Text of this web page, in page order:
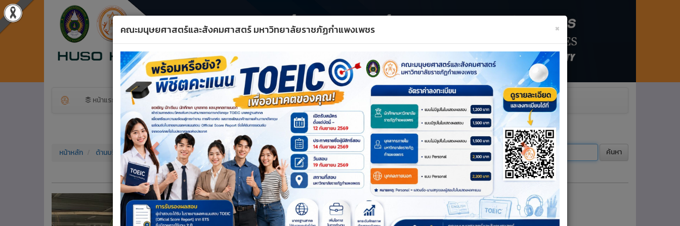
หน้าแรก ข้อมูลพื้นฐาน ด้านวิชาการ ด้านวิจัย ด้านประกันฯ แผนและโครงการ
A+ A– รีเซ็ต
×
คณะมนุษยศาสตร์และสังคมศาสตร์ มหาวิทยาลัยราชภัฏกำแพงเพชร
Previous Next
หน้าหลัก ด้านบริการวิชาการ ค้นหา